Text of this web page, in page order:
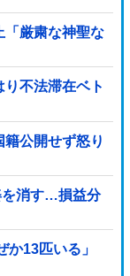
「厳粛な神聖な
り不法滞在ベト
公開せず怒り
を消す…損益分
か13匹いる」